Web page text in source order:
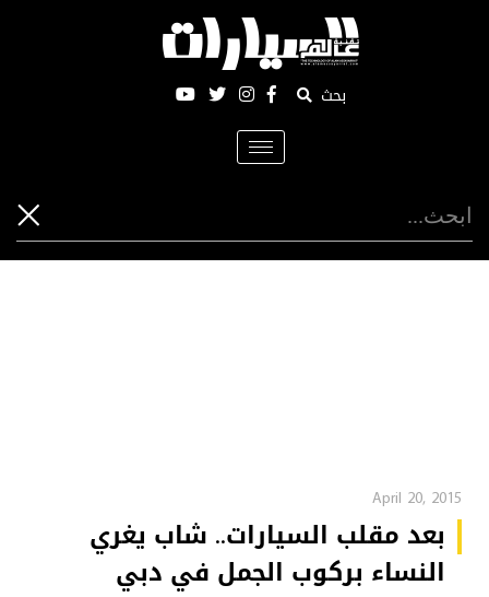
بحث
Toggle
navigation
April 20, 2015
بعد مقلب السيارات.. شاب يغري
النساء بركوب الجمل في دبي